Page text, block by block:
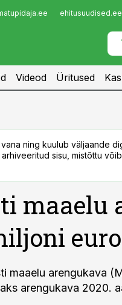
ehitusuudised.ee
Videod Üritused
ning kuulub väljaande
sisu, mistõttu
maaelu
maaelu arengukava
arengukava 2020.